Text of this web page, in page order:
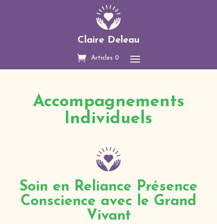
Claire Deleau
Articles 0
Accompagnements
Individuels
Soin en Reliance Présence
Conscience avec le Grand
Vivant